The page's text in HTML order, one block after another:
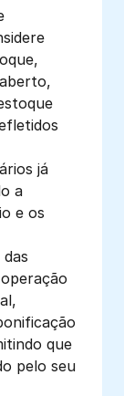
já
a
e os
que
pelo seu